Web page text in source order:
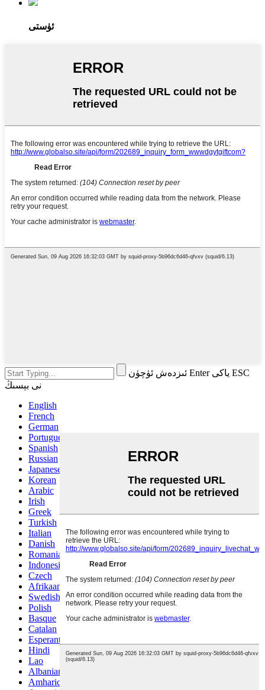
ئۈستى
ئىزدەش ئۈچۈن Enter ياكى ESC
نى بېسىڭ
English
French
German
Portuguese
Spanish
Russian
Japanese
Korean
Arabic
Irish
Greek
Turkish
Italian
Danish
Romanian
Indonesian
Czech
Afrikaans
Swedish
Polish
Basque
Catalan
Esperanto
Hindi
Lao
Albanian
Amharic